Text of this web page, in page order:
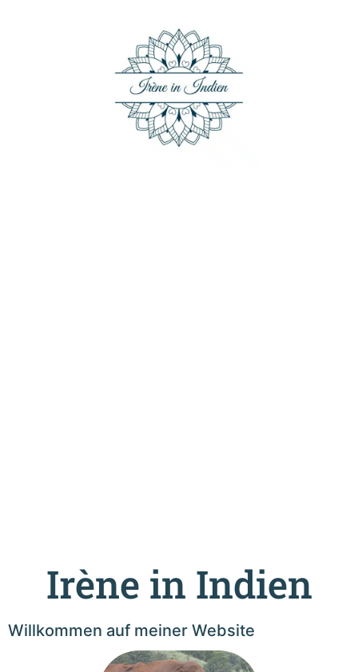
Irène in Indien
Willkommen auf meiner Website